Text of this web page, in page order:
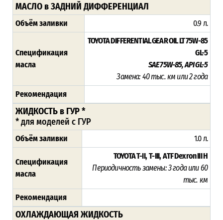
МАСЛО в ЗАДНИЙ ДИФФЕРЕНЦИАЛ
Объём заливки 0.9 л.
Спецификация
масла
TOYOTA DIFFERENTIAL GEAR OIL LT 75W-85
GL-5
SAE 75W-85, API GL-5
Замена: 40 тыс. км или 2 года
Рекомендация
ЖИДКОСТЬ в ГУР *
* для моделей с ГУР
Объём заливки 1.0 л.
Спецификация
масла
TOYOTA T-II,T-III, ATF Dexron III H
Периодичность замены: 3 года или 60
тыс. км
Рекомендация
ОХЛАЖДАЮЩАЯ ЖИДКОСТЬ